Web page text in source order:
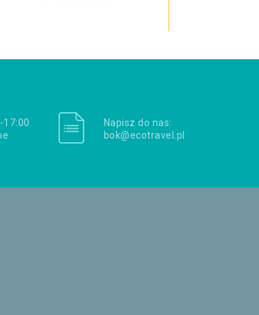
17:00
Napisz do nas:
bok@ecotravel.pl